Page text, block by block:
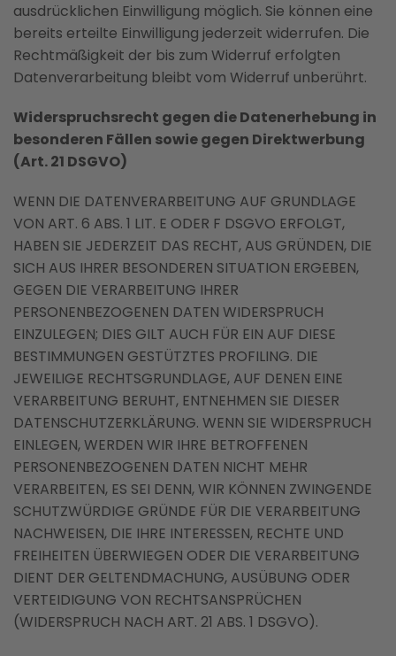
ausdrücklichen Einwilligung möglich. Sie können eine
bereits erteilte Einwilligung jederzeit widerrufen. Die
Rechtmäßigkeit der bis zum Widerruf erfolgten
Datenverarbeitung bleibt vom Widerruf unberührt.
Widerspruchsrecht gegen die Datenerhebung in
besonderen Fällen sowie gegen Direktwerbung
(Art. 21 DSGVO)
WENN DIE DATENVERARBEITUNG AUF GRUNDLAGE
VON ART. 6 ABS. 1 LIT. E ODER F DSGVO ERFOLGT,
HABEN SIE JEDERZEIT DAS RECHT, AUS GRÜNDEN, DIE
SICH AUS IHRER BESONDEREN SITUATION ERGEBEN,
GEGEN DIE VERARBEITUNG IHRER
PERSONENBEZOGENEN DATEN WIDERSPRUCH
EINZULEGEN; DIES GILT AUCH FÜR EIN AUF DIESE
BESTIMMUNGEN GESTÜTZTES PROFILING. DIE
JEWEILIGE RECHTSGRUNDLAGE, AUF DENEN EINE
VERARBEITUNG BERUHT, ENTNEHMEN SIE DIESER
DATENSCHUTZERKLÄRUNG. WENN SIE WIDERSPRUCH
EINLEGEN, WERDEN WIR IHRE BETROFFENEN
PERSONENBEZOGENEN DATEN NICHT MEHR
VERARBEITEN, ES SEI DENN, WIR KÖNNEN ZWINGENDE
SCHUTZWÜRDIGE GRÜNDE FÜR DIE VERARBEITUNG
NACHWEISEN, DIE IHRE INTERESSEN, RECHTE UND
FREIHEITEN ÜBERWIEGEN ODER DIE VERARBEITUNG
DIENT DER GELTENDMACHUNG, AUSÜBUNG ODER
VERTEIDIGUNG VON RECHTSANSPRÜCHEN
(WIDERSPRUCH NACH ART. 21 ABS. 1 DSGVO).